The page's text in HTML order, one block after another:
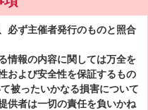
必ず主催者発行のものと照合
情報の内容に関しては万全を
および安全性を保証するもの
被ったいかなる損害について
供者は一切の責任を負いかね